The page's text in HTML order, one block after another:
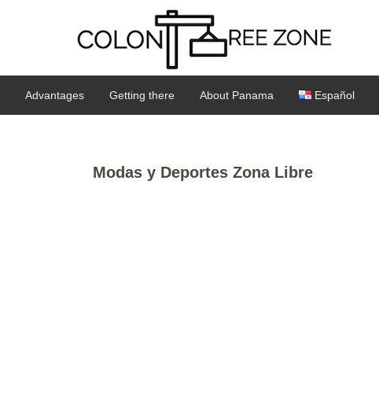
Advantages Getting there About Panama Español
Modas y Deportes Zona Libre